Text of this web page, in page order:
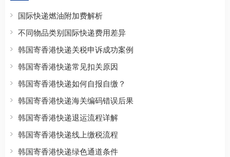
国际快递燃油附加费解析
不同物品类别国际快递费用差异
韩国寄香港快递关税申诉成功案例
韩国寄香港快递常见扣关原因
韩国寄香港快递如何自报自缴？
韩国寄香港快递海关编码错误后果
韩国寄香港快递退运流程详解
韩国寄香港快递线上缴税流程
韩国寄香港快递绿色通道条件